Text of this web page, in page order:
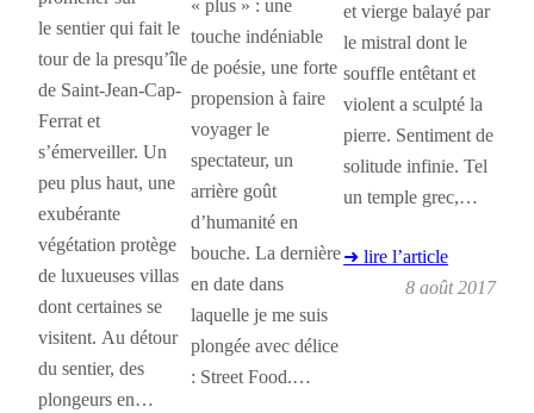
le sentier qui fait le
tour de la presqu’île
de Saint-Jean-Cap-
Ferrat et
s’émerveiller. Un
peu plus haut, une
exubérante
végétation protège
de luxueuses villas
dont certaines se
visitent. Au détour
du sentier, des
plongeurs en…
« plus » : une
touche indéniable
de poésie, une forte
propension à faire
voyager le
spectateur, un
arrière goût
d’humanité en
bouche. La dernière
en date dans
laquelle je me suis
plongée avec délice
: Street Food.…
et vierge balayé par
le mistral dont le
souffle entêtant et
violent a sculpté la
pierre. Sentiment de
solitude infinie. Tel
un temple grec,…
➜ lire l’article
8 août 2017